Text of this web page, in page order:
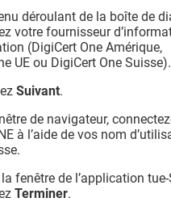
déroulant de la boîte de
votre fournisseur
(DigiCert One Amérique,
UE ou DigiCert One Suisse).
Suivant.
de navigateur,
à l’aide de vos nom
fenêtre de l’application tue-
Terminer.